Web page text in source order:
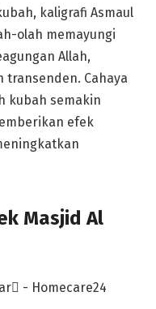
kaligrafi Asmaul
olah memayungi
Allah,
transenden. Cahaya
kubah semakin
efek
Masjid Al